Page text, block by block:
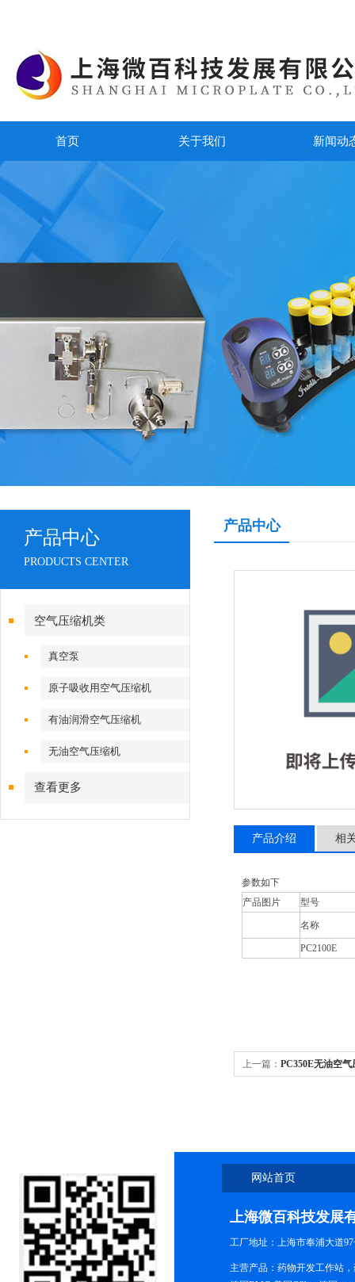
首页 关于我们 新闻动
产品中心
PRODUCTS CENTER
空气压缩机类
真空泵
原子吸收用空气压缩机
有油润滑空气压缩机
无油空气压缩机
查看更多
产品中心
产品介绍 相
参数如下
产品图片
型号
名称
PC2100E
上一篇： PC350E无油空气
网站首页
上海微百科技发展
工厂地址：上海市奉浦大道
主营产品：药物开发工作站